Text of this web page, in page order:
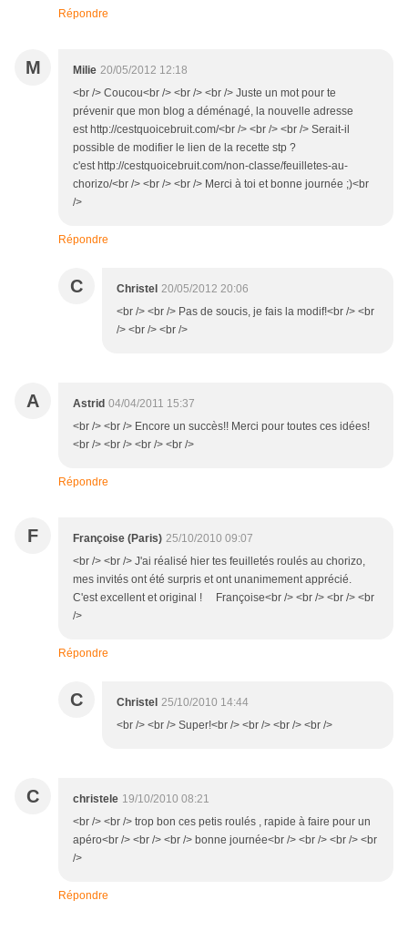
Répondre
M Milie 20/05/2012 12:18
<br /> Coucou<br /> <br /> <br /> Juste un mot pour te
prévenir que mon blog a déménagé, la nouvelle adresse
est http://cestquoicebruit.com/<br /> <br /> <br /> Serait-il
possible de modifier le lien de la recette stp ?
c'est http://cestquoicebruit.com/non-classe/feuilletes-au-
chorizo/<br /> <br /> <br /> Merci à toi et bonne journée ;)<br
/>
Répondre
C Christel 20/05/2012 20:06
<br /> <br /> Pas de soucis, je fais la modif!<br /> <br
/> <br /> <br />
A Astrid 04/04/2011 15:37
<br /> <br /> Encore un succès!! Merci pour toutes ces idées!
<br /> <br /> <br /> <br />
Répondre
F Françoise (Paris) 25/10/2010 09:07
<br /> <br /> J'ai réalisé hier tes feuilletés roulés au chorizo,
mes invités ont été surpris et ont unanimement apprécié.
C'est excellent et original ! Françoise<br /> <br /> <br /> <br
/>
Répondre
C Christel 25/10/2010 14:44
<br /> <br /> Super!<br /> <br /> <br /> <br />
C christele 19/10/2010 08:21
<br /> <br /> trop bon ces petis roulés , rapide à faire pour un
apéro<br /> <br /> <br /> bonne journée<br /> <br /> <br /> <br
/>
Répondre